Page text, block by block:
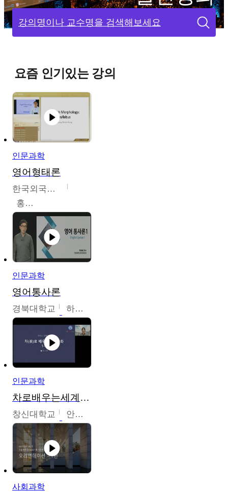
강의명이나 교수명을 검색해보세요
요즘 인기있는 강의
인문과학
영어형태론
한국외국어대학교
홍성훈
인문과학
영어통사론
경북대학교 하승완
인문과학
차로배우는세계문화
창신대학교 안소영
사회과학